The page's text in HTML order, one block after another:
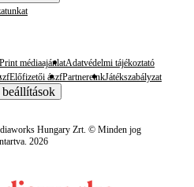
Print médiaajánlatAdatvédelmi tájékoztató
Előfizetői ászfPartnereinkJátékszabályzat
beállítások
Hungary Zrt. © Minden jog
2026